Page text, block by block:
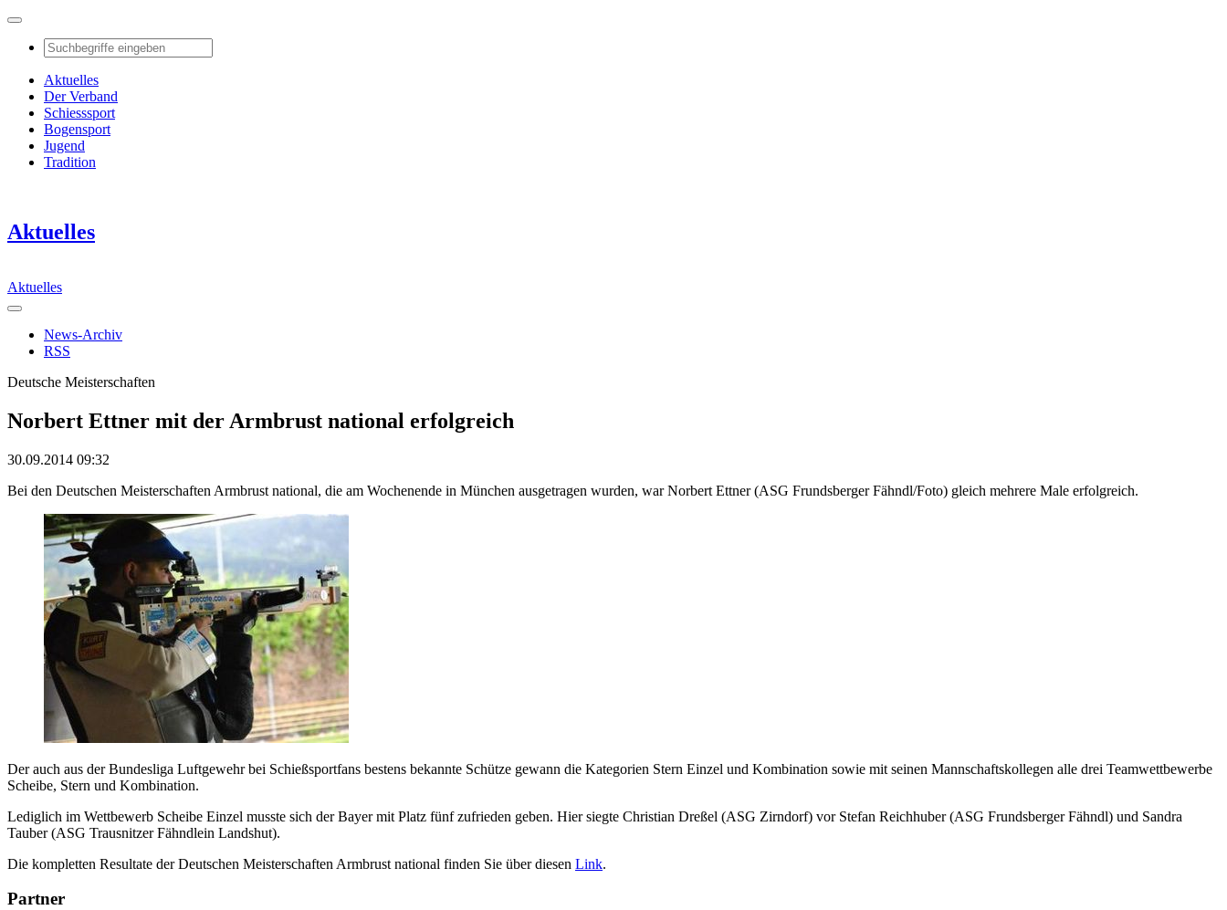
Aktuelles
Der Verband
Schiesssport
Bogensport
Jugend
Tradition
Aktuelles
Aktuelles
News-Archiv
RSS
Deutsche Meisterschaften
Norbert Ettner mit der Armbrust national erfolgreich
30.09.2014 09:32
Bei den Deutschen Meisterschaften Armbrust national, die am Wochenende in München ausgetragen wurden, war Norbert Ettner (ASG Frundsberger Fähndl/Foto) gleich mehrere Male erfolgreich.
Der auch aus der Bundesliga Luftgewehr bei Schießsportfans bestens bekannte Schütze gewann die Kategorien Stern Einzel und Kombination sowie mit seinen Mannschaftskollegen alle drei Teamwettbewerbe
Scheibe, Stern und Kombination.
Lediglich im Wettbewerb Scheibe Einzel musste sich der Bayer mit Platz fünf zufrieden geben. Hier siegte Christian Dreßel (ASG Zirndorf) vor Stefan Reichhuber (ASG Frundsberger Fähndl) und Sandra
Tauber (ASG Trausnitzer Fähndlein Landshut).
Die kompletten Resultate der Deutschen Meisterschaften Armbrust national finden Sie über diesen Link.
Partner